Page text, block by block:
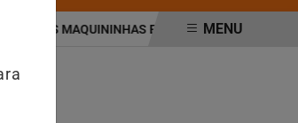
NAS MAQUININHAS E PIX; ENTENDA O QUE
MENU